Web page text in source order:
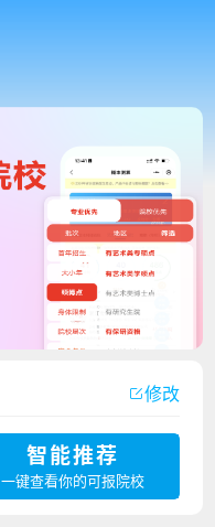
修改
智能推荐
一键查看你的可报院校
厦门大学嘉庚学院2023年艺术类招生简章